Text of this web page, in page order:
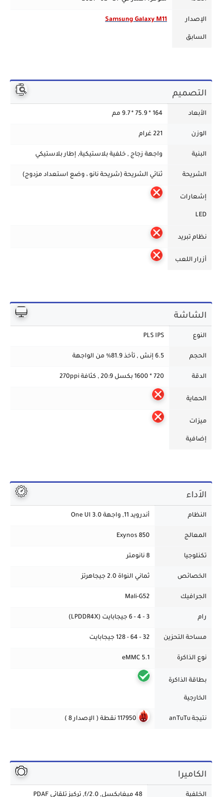
الإصدار
السابق
Samsung Galaxy M11
التصميم
الأبعاد 164 * 75.9 * 9.7 مم
الوزن 221 غرام
البنية واجهة زجاج , خلفية بلاستيكية, إطار بلاستيكي
الشريحة ثنائي الشريحة (شريحة نانو ، وضع استعداد مزدوج)
إشعارات
LED
نظام تبريد
أزرار اللعب
الشاشة
النوع PLS IPS
الحجم 6.5 إنش , تأخذ 81.9% من الواجهة
الدقة 720 * 1600 بكسل 20:9 , كثافة 270ppi
الحماية
ميزات
إضافية
الاَداء
النظام أندرويد 11, واجهة One UI 3.0
المعالج Exynos 850
تكنلوجيا 8 نانومتر
الخصائص ثماني النواة 2.0 جيجاهرتز
الجرافيك Mali-G52
رام 3 - 4 - 6 جيجابايت (LPDDR4X)
مساحة التحزين 32 - 64 - 128 جيجابايت
نوع الذاكرة eMMC 5.1
بطاقة الذاكرة
الخارجية
نتيجة anTuTu
الكاميرا
الخلفية 48 ميغابكسل, f/2.0, تركيز تلقائي PDAF